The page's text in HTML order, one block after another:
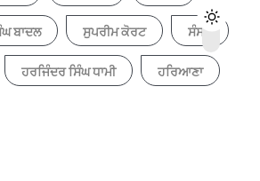
ਬਾਦਲ ਸੁਪਰੀਮ ਕੋਰਟ ਸੰਸਦ
ਹਰਜਿੰਦਰ ਸਿੰਘ ਧਾਮੀ ਹਰਿਆਣਾ